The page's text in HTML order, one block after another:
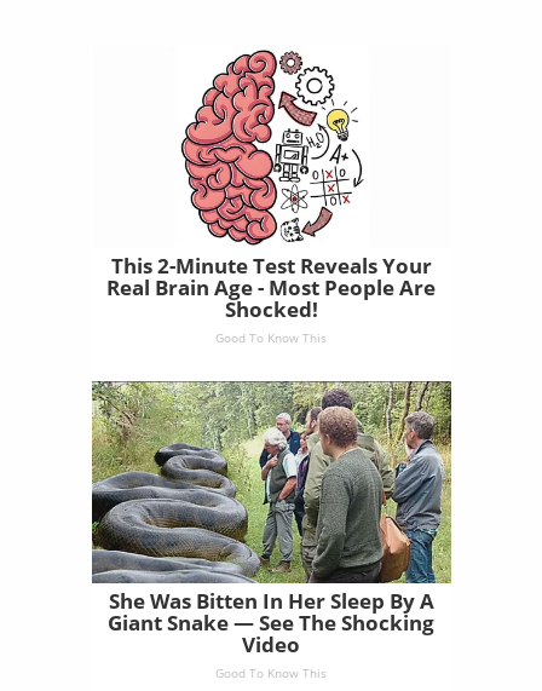
This 2-Minute Test Reveals Your
Real Brain Age - Most People Are
Shocked!
Good To Know This
She Was Bitten In Her Sleep By A
Giant Snake — See The Shocking
Video
Good To Know This